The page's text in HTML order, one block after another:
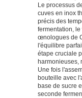
Le processus
cuves en inox
précis des
fermentation,
œnologues de
l'équilibre
étape cruciale
harmonieuses,
Une fois
bouteille avec
base de sucre
seconde